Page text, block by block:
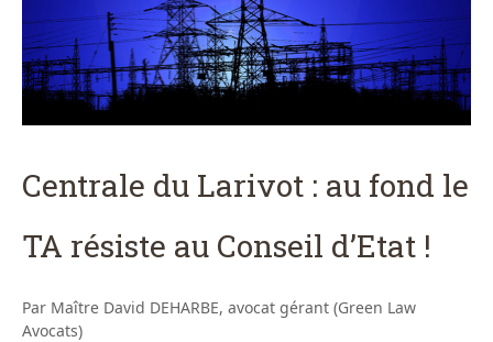
Centrale du Larivot : au fond le
TA résiste au Conseil d’Etat !
Par Maître David DEHARBE, avocat gérant (Green Law
Avocats)